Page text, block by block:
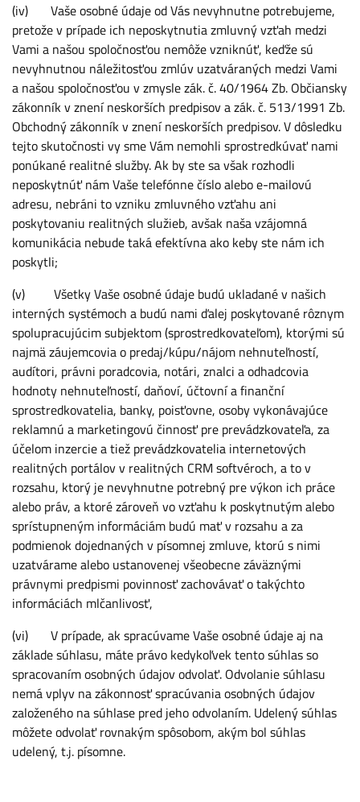
(iv) Vaše osobné údaje od Vás nevyhnutne potrebujeme,
pretože v prípade ich neposkytnutia zmluvný vzťah medzi
Vami a našou spoločnosťou nemôže vzniknúť, keďže sú
nevyhnutnou náležitosťou zmlúv uzatváraných medzi Vami
a našou spoločnosťou v zmysle zák. č. 40/1964 Zb. Občiansky
zákonník v znení neskorších predpisov a zák. č. 513/1991 Zb.
Obchodný zákonník v znení neskorších predpisov. V dôsledku
tejto skutočnosti vy sme Vám nemohli sprostredkúvať nami
ponúkané realitné služby. Ak by ste sa však rozhodli
neposkytnúť nám Vaše telefónne číslo alebo e-mailovú
adresu, nebráni to vzniku zmluvného vzťahu ani
poskytovaniu realitných služieb, avšak naša vzájomná
komunikácia nebude taká efektívna ako keby ste nám ich
poskytli;
(v) Všetky Vaše osobné údaje budú ukladané v našich
interných systémoch a budú nami ďalej poskytované rôznym
spolupracujúcim subjektom (sprostredkovateľom), ktorými sú
najmä záujemcovia o predaj/kúpu/nájom nehnuteľností,
audítori, právni poradcovia, notári, znalci a odhadcovia
hodnoty nehnuteľností, daňoví, účtovní a finanční
sprostredkovatelia, banky, poisťovne, osoby vykonávajúce
reklamnú a marketingovú činnosť pre prevádzkovateľa, za
účelom inzercie a tiež prevádzkovatelia internetových
realitných portálov v realitných CRM softvéroch, a to v
rozsahu, ktorý je nevyhnutne potrebný pre výkon ich práce
alebo práv, a ktoré zároveň vo vzťahu k poskytnutým alebo
sprístupneným informáciám budú mať v rozsahu a za
podmienok dojednaných v písomnej zmluve, ktorú s nimi
uzatvárame alebo ustanovenej všeobecne záväznými
právnymi predpismi povinnosť zachovávať o takýchto
informáciách mlčanlivosť,
(vi) V prípade, ak spracúvame Vaše osobné údaje aj na
základe súhlasu, máte právo kedykoľvek tento súhlas so
spracovaním osobných údajov odvolať. Odvolanie súhlasu
nemá vplyv na zákonnosť spracúvania osobných údajov
založeného na súhlase pred jeho odvolaním. Udelený súhlas
môžete odvolať rovnakým spôsobom, akým bol súhlas
udelený, t.j. písomne.